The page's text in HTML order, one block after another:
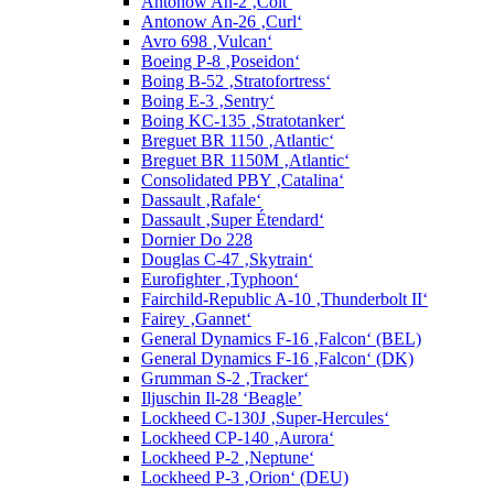
Antonow An-26 ‚Curl‘
Avro 698 ‚Vulcan‘
Boeing P-8 ‚Poseidon‘
Boing B-52 ‚Stratofortress‘
Boing E-3 ‚Sentry‘
Boing KC-135 ‚Stratotanker‘
Breguet BR 1150 ‚Atlantic‘
Breguet BR 1150M ‚Atlantic‘
Consolidated PBY ‚Catalina‘
Dassault ‚Rafale‘
Dassault ‚Super Étendard‘
Dornier Do 228
Douglas C-47 ‚Skytrain‘
Eurofighter ‚Typhoon‘
Fairchild-Republic A-10 ‚Thunderbolt II‘
Fairey ‚Gannet‘
General Dynamics F-16 ‚Falcon‘ (BEL)
General Dynamics F-16 ‚Falcon‘ (DK)
Grumman S-2 ‚Tracker‘
Iljuschin Il-28 ‘Beagle’
Lockheed C-130J ‚Super-Hercules‘
Lockheed CP-140 ‚Aurora‘
Lockheed P-2 ‚Neptune‘
Lockheed P-3 ‚Orion‘ (DEU)